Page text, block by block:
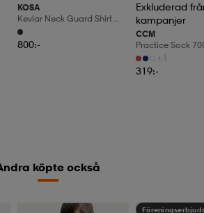
KOSA
Kevlar Neck Guard Shirt
With Wrist Guard
800:-
Exkluderad
kampanjer
CCM
Practice Sock
+1
319:-
köpte också